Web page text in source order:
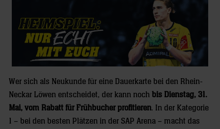
Wer sich als Neukunde für eine Dauerkarte bei den Rhein-
Neckar Löwen entscheidet, der kann noch bis Dienstag, 31.
Mai, vom Rabatt für Frühbucher profitieren. In der Kategorie
1 – bei den besten Plätzen in der SAP Arena – macht das